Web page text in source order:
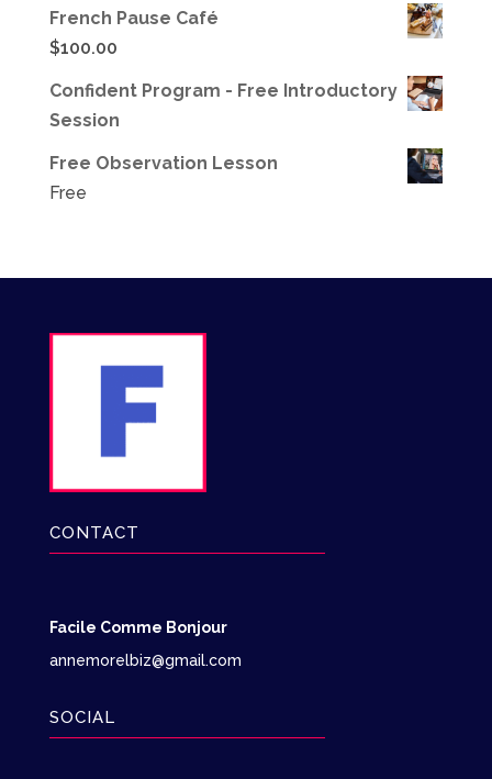
French Pause Café
$100.00
Confident Program - Free Introductory
Session
Free Observation Lesson
Free
CONTACT
Facile Comme Bonjour
annemorelbiz@gmail.com
SOCIAL